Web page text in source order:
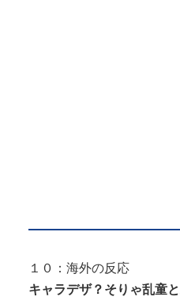
１０：海外の反応
キャラデザ？そりゃ乱童